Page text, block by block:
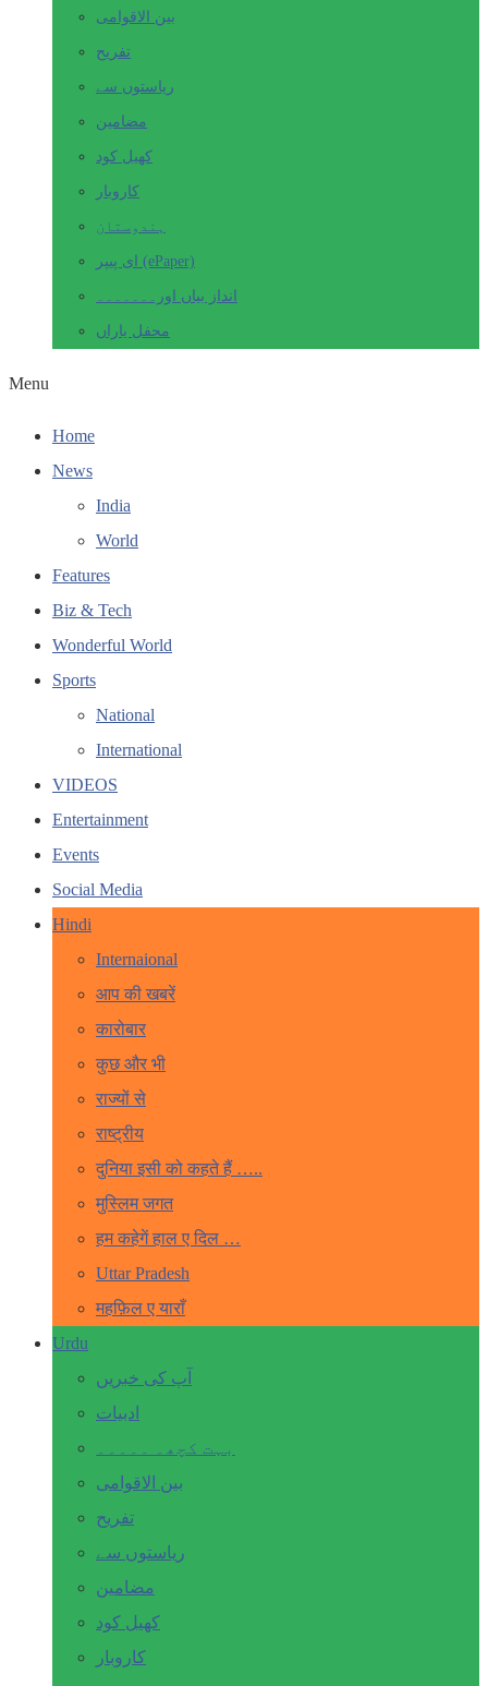
بین الاقوامی
تفریح
ریاستوں سے
مضامین
کھیل کود
کاروبار
ہندوستان
ای پیپر (ePaper)
انداز بیاں اور۔۔۔۔۔۔۔
محفل یاراں
Menu
Home
News
India
World
Features
Biz & Tech
Wonderful World
Sports
National
International
VIDEOS
Entertainment
Events
Social Media
Hindi
Internaional
आप की खबरें
कारोबार
कुछ और भी
राज्यों से
राष्ट्रीय
दुनिया इसी को कहते हैं …..
मुस्लिम जगत
हम कहेगें हाल ए दिल …
Uttar Pradesh
महफ़िल ए याराँ
Urdu
آپ کی خبریں
ادبیات
بہت کچھ۔ ۔۔۔۔۔
بین الاقوامی
تفریح
ریاستوں سے
مضامین
کھیل کود
کاروبار